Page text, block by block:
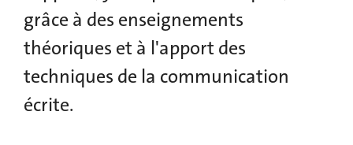
grâce à des enseignements
théoriques et à l'apport des
techniques de la communication
écrite.